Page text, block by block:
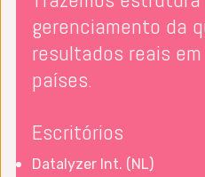
gerenciamento da
resultados reais
países.
Escritórios
Datalyzer Int. (NL)